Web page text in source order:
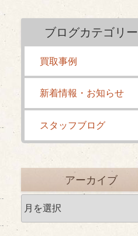
ブログカテゴリー
買取事例
新着情報・お知らせ
スタッフブログ
アーカイブ
ー